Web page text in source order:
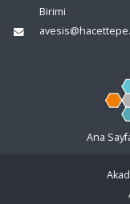
Birimi
Ana